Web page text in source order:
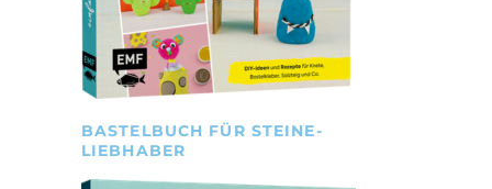
BASTELBUCH FÜR STEINE-
LIEBHABER